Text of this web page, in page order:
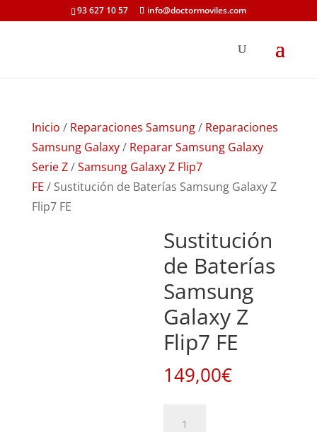
93 627 10 57 info@doctormoviles.com
Inicio / Reparaciones Samsung/ Reparaciones
Samsung Galaxy/ Reparar Samsung Galaxy
Serie Z/Samsung Galaxy Z Flip7
FE / Sustitución de Baterías Samsung Galaxy Z
Flip7 FE
Sustitución
de Baterías
Samsung
Galaxy Z
Flip7 FE
149,00€